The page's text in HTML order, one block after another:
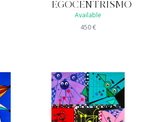
EGOCENTRISMO
Available
450€